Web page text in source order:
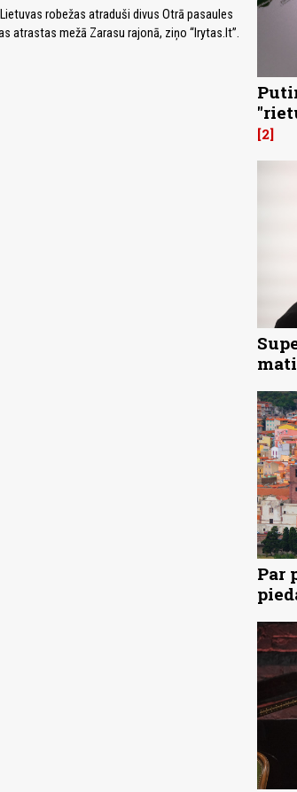
robežas atraduši divus Otrā pasaules
atrastas mežā Zarasu rajonā, ziņo “lrytas.lt”.
2
Par